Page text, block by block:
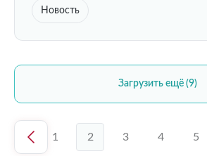
Новость
Загрузить ещё (9)
1 2 3 4 5